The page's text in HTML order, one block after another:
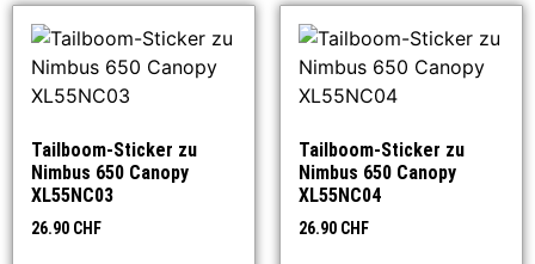
Tailboom-Sticker zu
Nimbus 650 Canopy
XL55NC03
26.90 CHF
Tailboom-Sticker zu
Nimbus 650 Canopy
XL55NC04
26.90 CHF